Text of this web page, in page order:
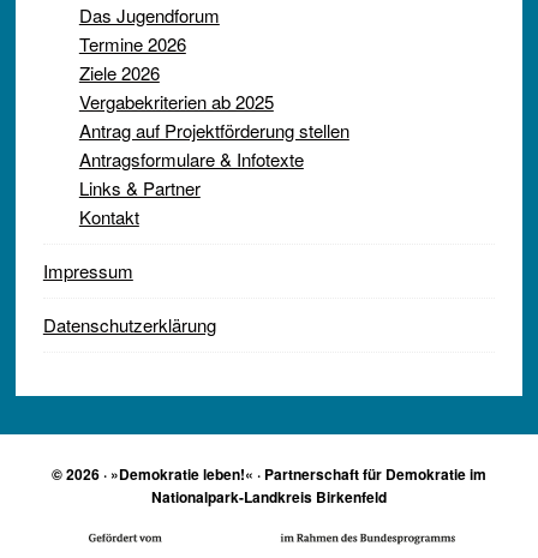
Das Jugendforum
Termine 2026
Ziele 2026
Vergabekriterien ab 2025
Antrag auf Projektförderung stellen
Antragsformulare & Infotexte
Links & Partner
Kontakt
Impressum
Datenschutzerklärung
© 2026 · »Demokratie leben!« · Partnerschaft für Demokratie im
Nationalpark-Landkreis Birkenfeld